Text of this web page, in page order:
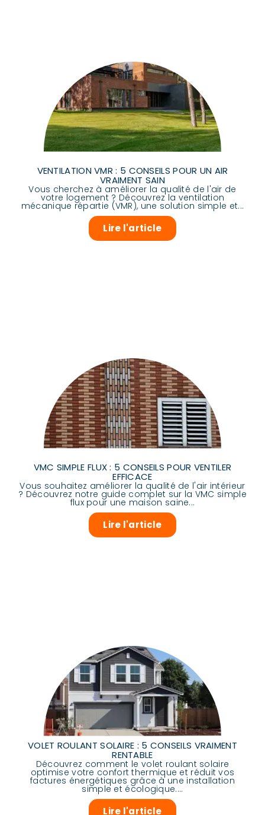
VENTILATION VMR : 5 CONSEILS POUR UN AIR
VRAIMENT SAIN
Vous cherchez à améliorer la qualité de l'air de
votre logement ? Découvrez la ventilation
mécanique répartie (VMR), une solution simple et...
Lire l'article
VMC SIMPLE FLUX : 5 CONSEILS POUR VENTILER
EFFICACE
Vous souhaitez améliorer la qualité de l'air intérieur
? Découvrez notre guide complet sur la VMC simple
flux pour une maison saine...
Lire l'article
VOLET ROULANT SOLAIRE : 5 CONSEILS VRAIMENT
RENTABLE
Découvrez comment le volet roulant solaire
optimise votre confort thermique et réduit vos
factures énergétiques grâce à une installation
simple et écologique....
Lire l'article